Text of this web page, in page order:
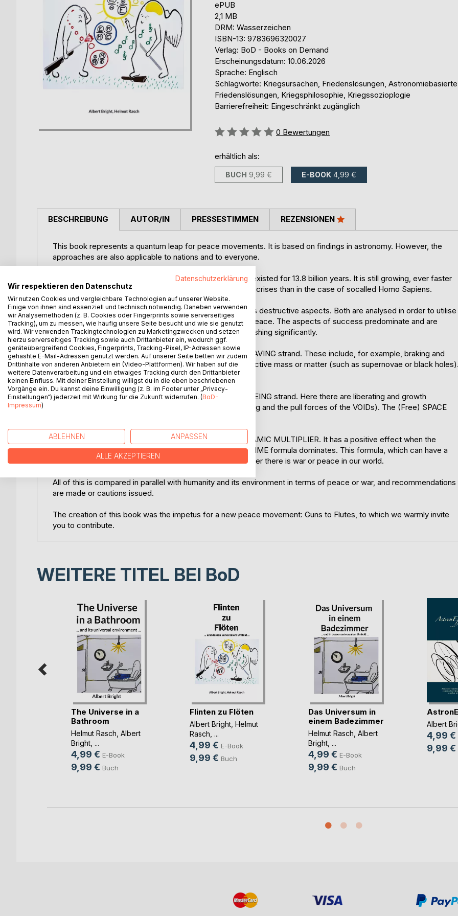
ePUB
2,1 MB
DRM: Wasserzeichen
ISBN-13: 9783696320027
Verlag: BoD - Books on Demand
Erscheinungsdatum: 10.06.2026
Sprache: Englisch
Schlagworte: Kriegsursachen, Friedenslösungen, Astronomiebasierte
Friedenslösungen, Kriegsphilosophie, Kriegssozioplogie
Barrierefreiheit: Eingeschränkt zugänglich
Bewertung::
0 Bewertungen
erhältlich als:
BUCH 9,99 € E-BOOK 4,99 €
BESCHREIBUNG
This book represents a quantum leap for peace movements. It is based on findings in astronomy. However, the
approaches are also applicable to nations and to everyone.
The universe is the most successful system of all. It has existed for 13.8 billion years. It is still growing, ever faster
and more sustainably, and with proportionally fewer major crises than in the case of socalled Homo Sapiens.
There are various parameters of success, but also various destructive aspects. Both are analysed in order to utilise
or discard them as factors that either optimise or hinder peace. The aspects of success predominate and are
growing exponentially. The destructive aspects are diminishing significantly.
The universe has a realm with negative tendencies: the HAVING strand. These include, for example, braking and
attractive forces (such as gravity), as well as (self)destructive mass or matter (such as supernovae or black
The TIME formula dominates the HAVING strand.
The area of the universe with positive tendencies is the BEING strand. Here there are liberating and growth
promoting forces (such as the push forces of the Big Bang and the pull forces of the VOIDs). The (Free) SPACE
The strongest force in the universe, however, is the DYNAMIC MULTIPLIER. It has a positive effect when the
SPACE formula dominates and a negative one when the TIME formula dominates. This formula, which can have a
constructive or destructive effect, also determines whether there is war or peace in our world.
All of this is compared in parallel with humanity and its environment in terms of peace or war, and recommendations
are made or cautions issued.
The creation of this book was the impetus for a new peace movement: Guns to Flutes, to which we warmly invite
you to contribute.
AUTOR/IN PRESSESTIMMEN REZENSIONEN
WEITERE TITEL BEI BoD
The Universe in a
Bathroom
Helmut Rasch Albert
Bright, ...
4,99 € E-Book
9,99 € Buch
Flinten zu Flöten
Albert Bright, Helmut
Rasch , ...
4,99 € E-Book
9,99 € Buch
Das Universum in
einem Badezimmer
Helmut Rasch Albert
Bright, ...
4,99 € E-Book
9,99 € Buch
Albert
4,99 €
9,99 €
Datenschutzerklärung
Wir respektieren den Datenschutz
Wir nutzen Cookies und vergleichbare Technologien auf unserer Website.
Einige von ihnen sind essenziell und technisch notwendig. Daneben verwenden
wir Analysemethoden (z. B. Cookies oder Fingerprints sowie serverseitiges
Tracking), um zu messen, wie häufig unsere Seite besucht und wie sie genutzt
wird. Wir verwenden Trackingtechnologien zu Marketingzwecken und setzen
hierzu serverseitiges Tracking sowie auch Drittanbieter ein, wodurch ggf.
geräteübergreifend Cookies, Fingerprints, Tracking-Pixel, IP-Adressen sowie
gehashte E-Mail-Adressen genutzt werden. Auf unserer Seite betten wir zudem
Drittinhalte von anderen Anbietern ein (Video-Plattformen). Wir haben auf die
weitere Datenverarbeitung und ein etwaiges Tracking durch den Drittanbieter
keinen Einfluss. Mit deiner Einstellung willigst du in die oben beschriebenen
Vorgänge ein. Du kannst deine Einwilligung (z. B. im Footer unter „Privacy-
Einstellungen“) jederzeit mit Wirkung für die Zukunft widerrufen. (BoD-
Impressum)
ABLEHNEN ANPASSEN
ALLE AKZEPTIEREN